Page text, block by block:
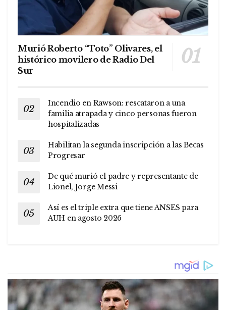
Murió Roberto “Toto” Olivares, el
histórico movilero de Radio Del
Sur
Incendio en Rawson: rescataron a una
familia atrapada y cinco personas fueron
hospitalizadas
Habilitan la segunda inscripción a las Becas
Progresar
De qué murió el padre y representante de
Lionel, Jorge Messi
Así es el triple extra que tiene ANSES para
AUH en agosto 2026